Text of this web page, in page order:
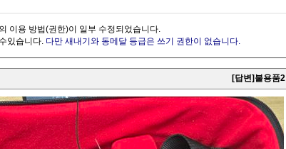
이용 방법(권한)이 일부 수정되었습니다.
있습니다. 다만 새내기와 동메달 등급은 쓰기 권한이 없습니다.
[답변]불용품2